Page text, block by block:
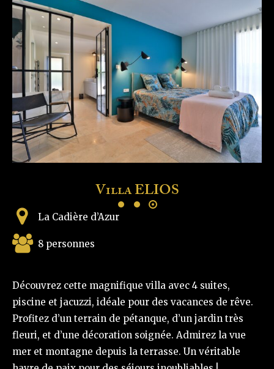
Villa ELIOS
La Cadière d’Azur
8 personnes
Découvrez cette magnifique villa avec 4 suites,
piscine et jacuzzi, idéale pour des vacances de rêve.
Profitez d’un terrain de pétanque, d’un jardin très
fleuri, et d’une décoration soignée. Admirez la vue
mer et montagne depuis la terrasse. Un véritable